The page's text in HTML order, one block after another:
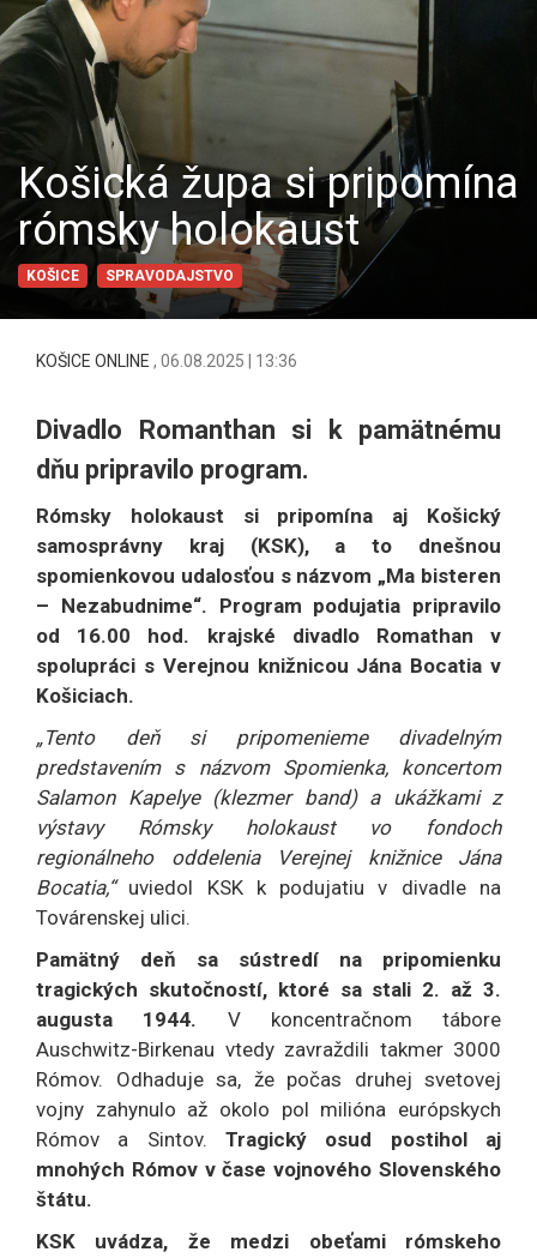
Košická župa si pripomína
rómsky holokaust
KOŠICE SPRAVODAJSTVO
KOŠICE ONLINE , 06.08.2025 | 13:36
Divadlo Romanthan si k pamätnému
dňu pripravilo program.
Rómsky holokaust si pripomína aj Košický
samosprávny kraj (KSK), a to dnešnou
spomienkovou udalosťou s názvom „Ma bisteren
– Nezabudnime“. Program podujatia pripravilo
od 16.00 hod. krajské divadlo Romathan v
spolupráci s Verejnou knižnicou Jána Bocatia v
Košiciach.
„Tento deň si pripomenieme divadelným
predstavením s názvom Spomienka, koncertom
Salamon Kapelye (klezmer band) a ukážkami z
výstavy Rómsky holokaust vo fondoch
regionálneho oddelenia Verejnej knižnice Jána
Bocatia,“uviedol KSK k podujatiu v divadle na
Továrenskej ulici.
Pamätný deň sa sústredí na pripomienku
tragických skutočností, ktoré sa stali 2. až 3.
augusta 1944. V koncentračnom tábore
Auschwitz-Birkenau vtedy zavraždili takmer 3000
Rómov. Odhaduje sa, že počas druhej svetovej
vojny zahynulo až okolo pol milióna európskych
Rómov a Sintov. Tragický osud postihol aj
mnohých Rómov v čase vojnového Slovenského
štátu.
KSK uvádza, že medzi obeťami rómskeho